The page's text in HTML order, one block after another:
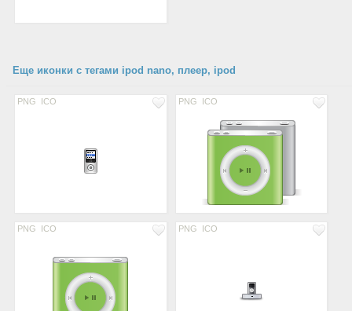
Еще иконки с тегами ipod nano, плеер, ipod
PNG ICO PNG ICO
PNG ICO PNG ICO